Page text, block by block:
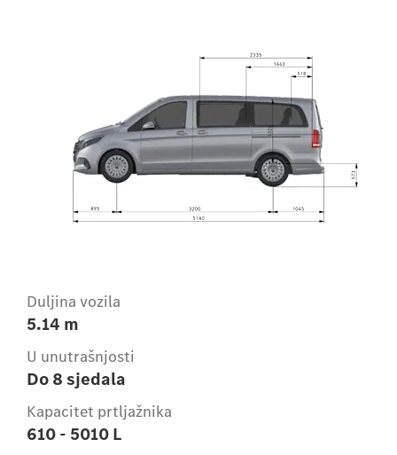
Duljina vozila
5.14 m
U unutrašnjosti
Do 8 sjedala
Kapacitet prtljažnika
610 - 5010 L